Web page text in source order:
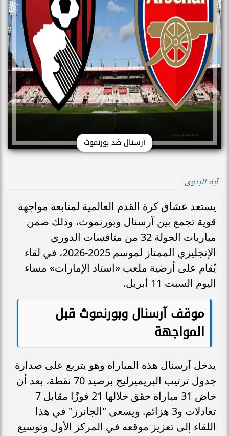
آرسنال ضد بورنموث
آيه البدوى
يستعد عشاق كرة القدم العالمية لمتابعة مواجهة
قوية تجمع بين آرسنال وبورنموث، وذلك ضمن
مباريات الجولة 32 من منافسات الدوري
الإنجليزي الممتاز لموسم 2025-2026، في لقاء
يُقام على أرضية ملعب «استاد الإمارات» مساء
اليوم السبت 11 أبريل.
موقف آرسنال وبورنموث قبل
المواجهة
يدخل آرسنال هذه المباراة وهو يتربع على صدارة
جدول ترتيب البريميرليج برصيد 70 نقطة، بعد أن
خاض 31 مباراة حقق خلالها 21 فوزًا مقابل 7
تعادلات و3 هزائم. ويسعى "الجانرز" في هذا
اللقاء إلى تعزيز موقعه في المركز الأول وتوسيع